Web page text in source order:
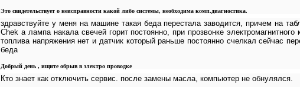
Это свидетельствует о неисправности какой либо системы, необходима комп.диагностика.
здравствуйте у меня на машине такая беда перестала заводится, причем на
Chek а лампа накала свечей горит постоянно, при прозвонке
топлива напряжения нет и датчик который раньше постоянно счелкал сейчас
беда
Добрый день , ищите обрыв в электро проводке
Кто знает как отключить сервис. после замены масла, компьютер не обнулялся.